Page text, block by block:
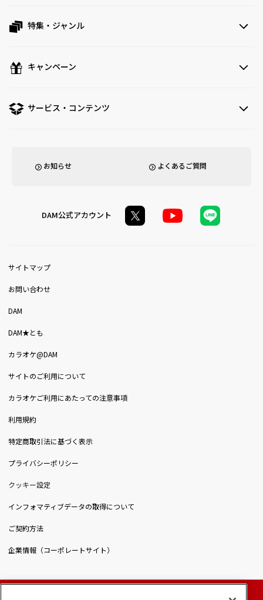
特集・ジャンル
キャンペーン
サービス・コンテンツ
お知らせ よくあるご質問
DAM公式アカウント
サイトマップ
お問い合わせ
DAM
DAM★とも
カラオケ@DAM
サイトのご利用について
カラオケご利用にあたっての注意事項
利用規約
特定商取引法に基づく表示
プライバシーポリシー
クッキー設定
インフォマティブデータの取得について
ご契約方法
企業情報（コーポレートサイト）